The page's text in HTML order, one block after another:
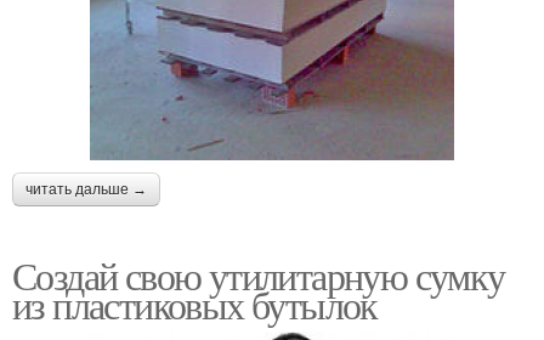
читать дальше →
Создай свою утилитарную сумку
из пластиковых бутылок